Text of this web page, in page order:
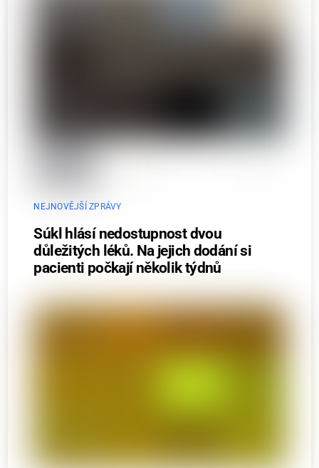
NEJNOVĚJŠÍ ZPRÁVY
Súkl hlásí nedostupnost dvou
důležitých léků. Na jejich dodání si
pacienti počkají několik týdnů